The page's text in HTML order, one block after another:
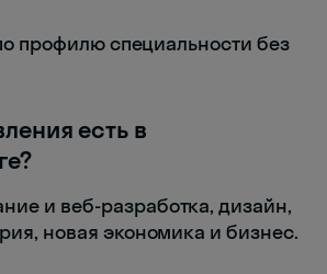
профилю специальности без
есть в
и веб-разработка, дизайн,
новая экономика и бизнес.